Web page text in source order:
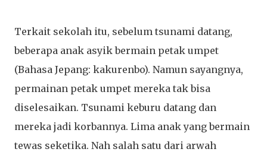
Terkait sekolah itu, sebelum tsunami datang,
beberapa anak asyik bermain petak umpet
(Bahasa Jepang: kakurenbo). Namun sayangnya,
permainan petak umpet mereka tak bisa
diselesaikan. Tsunami keburu datang dan
mereka jadi korbannya. Lima anak yang bermain
tewas seketika. Nah salah satu dari arwah